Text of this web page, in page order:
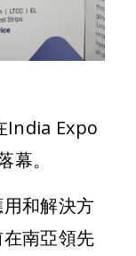
India Expo
。
和解決方
南亞領先